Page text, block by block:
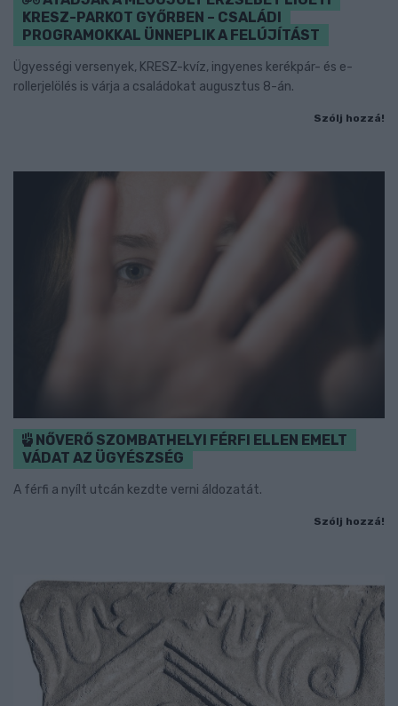
KRESZ-PARKOT GYŐRBEN – CSALÁDI
PROGRAMOKKAL ÜNNEPLIK A FELÚJÍTÁST
Ügyességi versenyek, KRESZ-kvíz, ingyenes kerékpár- és e-
rollerjelölés is várja a családokat augusztus 8-án.
Szólj hozzá!
NŐVERŐ SZOMBATHELYI FÉRFI ELLEN EMELT
VÁDAT AZ ÜGYÉSZSÉG
A férfi a nyílt utcán kezdte verni áldozatát.
Szólj hozzá!